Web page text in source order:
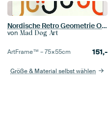
Nordische Retro Geometrie Ocker Beige
von Mad Dog Art
ArtFrame™ –75×55cm 151,-
Größe & Material selbst wählen